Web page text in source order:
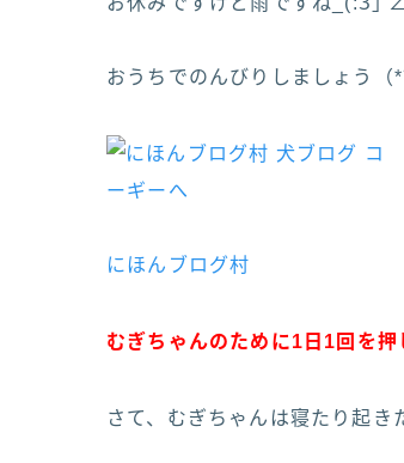
おうちでのんびりしましょう（
にほんブログ村
むぎちゃんのために1日1回を
さて、むぎちゃんは寝たり起